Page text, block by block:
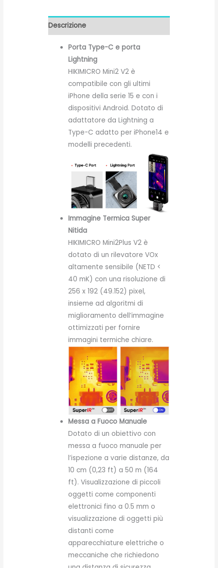
Descrizione
Porta Type-C e porta
Lightning
HIKIMICRO Mini2 V2 è
compatibile con gli ultimi
iPhone della serie 15 e con i
dispositivi Android. Dotato di
adattatore da Lightning a
Type-C adatto per iPhone14 e
modelli precedenti.
Immagine Termica Super
Nitida
HIKIMICRO Mini2Plus V2 è
dotato di un rilevatore VOx
altamente sensibile (NETD <
40 mK) con una risoluzione di
256 x 192 (49.152) pixel,
insieme ad algoritmi di
miglioramento dell’immagine
ottimizzati per fornire
immagini termiche chiare.
Messa a Fuoco Manuale
Dotato di un obiettivo con
messa a fuoco manuale per
l’ispezione a varie distanze, da
10 cm (0,23 ft) a 50 m (164
ft). Visualizzazione di piccoli
oggetti come componenti
elettronici fino a 0.5 mm o
visualizzazione di oggetti più
distanti come
apparecchiature elettriche o
meccaniche che richiedono